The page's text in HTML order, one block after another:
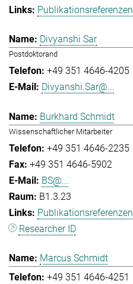
Publikationsreferenzen
Divyanshi Sar
Postdoktorand
+49 351 4646-4205
Divyanshi.Sar@...
Burkhard Schmidt
Wissenschaftlicher Mitarbeiter
+49 351 4646-2235
+49 351 4646-5902
BS@...
B1.3.23
Publikationsreferenzen
Researcher ID
Marcus Schmidt
+49 351 4646-4251